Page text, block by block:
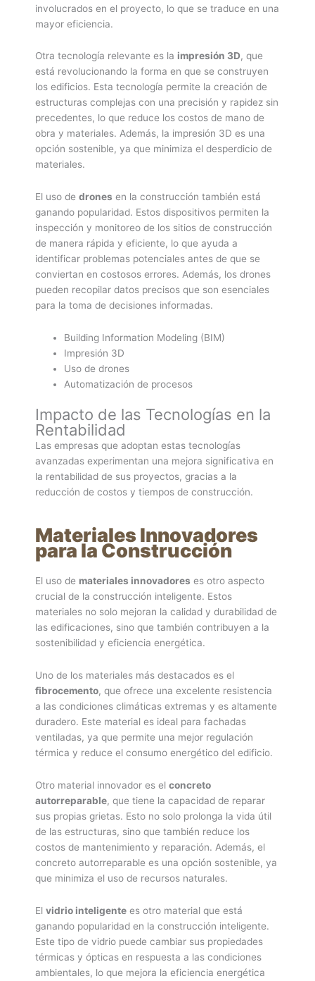
involucrados en el proyecto, lo que se traduce en una
mayor eficiencia.
Otra tecnología relevante es la impresión 3D, que
está revolucionando la forma en que se construyen
los edificios. Esta tecnología permite la creación de
estructuras complejas con una precisión y rapidez sin
precedentes, lo que reduce los costos de mano de
obra y materiales. Además, la impresión 3D es una
opción sostenible, ya que minimiza el desperdicio de
materiales.
El uso de drones en la construcción también está
ganando popularidad. Estos dispositivos permiten la
inspección y monitoreo de los sitios de construcción
de manera rápida y eficiente, lo que ayuda a
identificar problemas potenciales antes de que se
conviertan en costosos errores. Además, los drones
pueden recopilar datos precisos que son esenciales
para la toma de decisiones informadas.
Building Information Modeling (BIM)
Impresión 3D
Uso de drones
Automatización de procesos
Impacto de las Tecnologías en la
Rentabilidad
Las empresas que adoptan estas tecnologías
avanzadas experimentan una mejora significativa en
la rentabilidad de sus proyectos, gracias a la
reducción de costos y tiempos de construcción.
Materiales Innovadores
para la Construcción
El uso de materiales innovadores es otro aspecto
crucial de la construcción inteligente. Estos
materiales no solo mejoran la calidad y durabilidad de
las edificaciones, sino que también contribuyen a la
sostenibilidad y eficiencia energética.
Uno de los materiales más destacados es el
fibrocemento, que ofrece una excelente resistencia
a las condiciones climáticas extremas y es altamente
duradero. Este material es ideal para fachadas
ventiladas, ya que permite una mejor regulación
térmica y reduce el consumo energético del edificio.
Otro material innovador es el concreto
autorreparable, que tiene la capacidad de reparar
sus propias grietas. Esto no solo prolonga la vida útil
de las estructuras, sino que también reduce los
costos de mantenimiento y reparación. Además, el
concreto autorreparable es una opción sostenible, ya
que minimiza el uso de recursos naturales.
El vidrio inteligente es otro material que está
ganando popularidad en la construcción inteligente.
Este tipo de vidrio puede cambiar sus propiedades
térmicas y ópticas en respuesta a las condiciones
ambientales, lo que mejora la eficiencia energética